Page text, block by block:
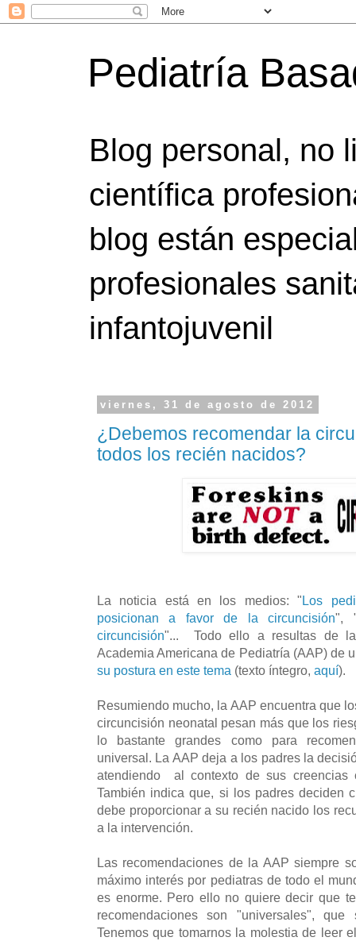
Pediatría
Blog personal, no
científica
blog están
profesionales
infantojuvenil
viernes, 31 de agosto de 2012
¿Debemos recomendar la
todos los recién nacidos?
La noticia está en los medios: "Los
posicionan a favor de la circuncisión",
circuncisión"... Todo ello a resultas de
Academia Americana de Pediatría (AAP) de
su postura en este tema (texto íntegro, aquí).
Resumiendo mucho, la AAP encuentra que
circuncisión neonatal pesan más que los
lo bastante grandes como para
universal. La AAP deja a los padres la
atendiendo al contexto de sus creencias
También indica que, si los padres deciden
debe proporcionar a su recién nacido los
a la intervención.
Las recomendaciones de la AAP siempre
máximo interés por pediatras de todo el
es enorme. Pero ello no quiere decir que
recomendaciones son "universales",
Tenemos que tomarnos la molestia de leer